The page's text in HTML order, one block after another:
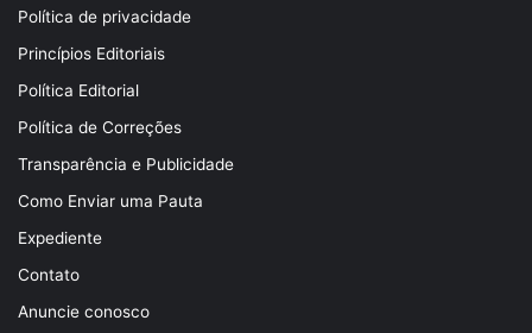
Política de privacidade
Princípios Editoriais
Política Editorial
Política de Correções
Transparência e Publicidade
Como Enviar uma Pauta
Expediente
Contato
Anuncie conosco